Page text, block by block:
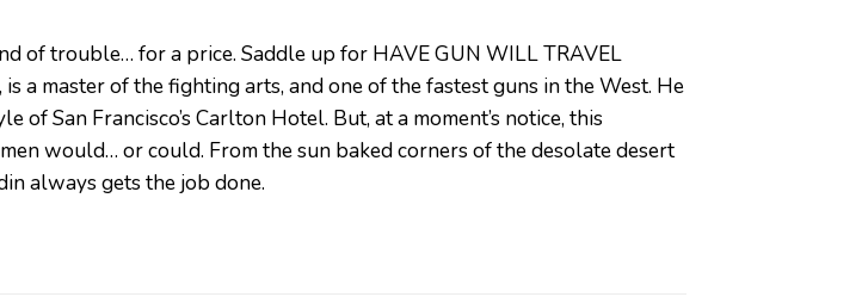
of trouble… for a price. Saddle up for HAVE GUN WILL TRAVEL
a master of the fighting arts, and one of the fastest guns in the West. He
San Francisco’s Carlton Hotel. But, at a moment’s notice, this
would… or could. From the sun baked corners of the desolate desert
always gets the job done.